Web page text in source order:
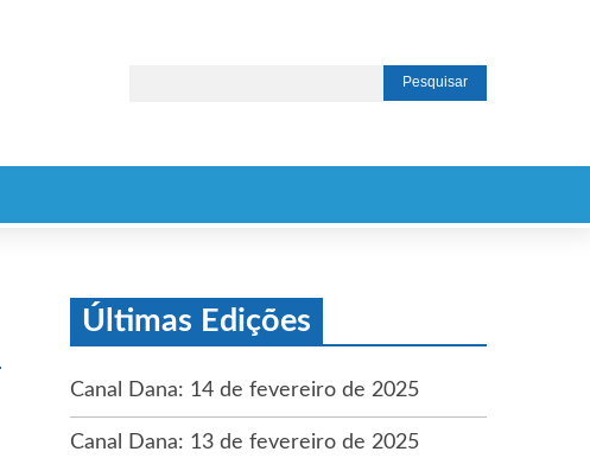
Últimas Edições
Canal Dana: 14 de fevereiro de 2025
Canal Dana: 13 de fevereiro de 2025